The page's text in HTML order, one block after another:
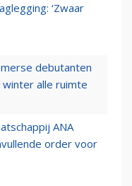
‘Zwaar
debutanten
winter alle ruimte
ANA
order voor